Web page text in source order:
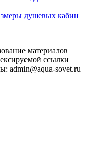
душевых кабин
материалов
ссылки
admin@aqua-sovet.ru